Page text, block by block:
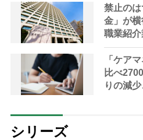
禁止の
金」が
職業紹
「ケア
比べ
りの減
シリーズ